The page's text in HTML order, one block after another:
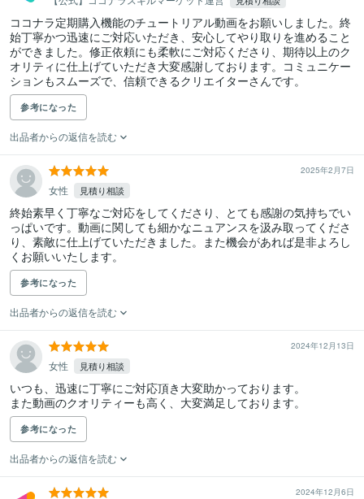
ココナラ定期購入機能のチュートリアル動画をお願いしました。終
始丁寧かつ迅速にご対応いただき、安心してやり取りを進めること
ができました。修正依頼にも柔軟にご対応くださり、期待以上のク
オリティに仕上げていただき大変感謝しております。コミュニケー
ションもスムーズで、信頼できるクリエイターさんです。
参考になった
出品者からの返信を読む
2025年2月7日
女性 見積り相談
終始素早く丁寧なご対応をしてくださり、とても感謝の気持ちでい
っぱいです。動画に関しても細かなニュアンスを汲み取ってくださ
り、素敵に仕上げていただきました。また機会があれば是非よろし
参考になった
出品者からの返信を読む
2024年12月13日
女性 見積り相談
いつも、迅速に丁寧にご対応頂き大変助かっております。
また動画のクオリティーも高く、大変満足しております。
参考になった
出品者からの返信を読む
2024年12月6日